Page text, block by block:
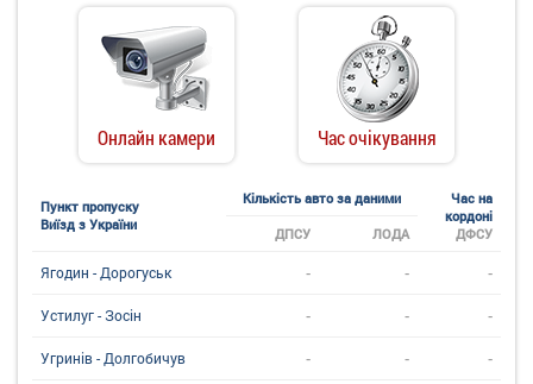
Онлайн камери Час очікування
Пункт пропуску
Виїзд з України
Кількість авто за даними
Час на
кордоні
ДФСУ
ДПСУ ЛОДА
Ягодин - Дорогуськ - - -
Устилуг - Зосін - - -
Угринiв - Долгобичув - - -